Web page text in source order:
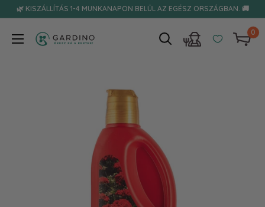
Tovább🌿 KISZÁLLÍTÁS 1-4 MUNKANAPON BELÜL AZ EGÉSZ ORSZÁGBAN. 🚚
Gardino
0